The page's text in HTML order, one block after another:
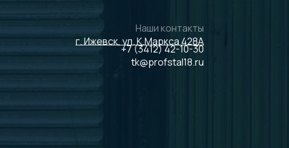
Наши контакты
г. Ижевск, ул. К.Маркса 428А
+7 (3412) 42-10-30
tk@profstal18.ru